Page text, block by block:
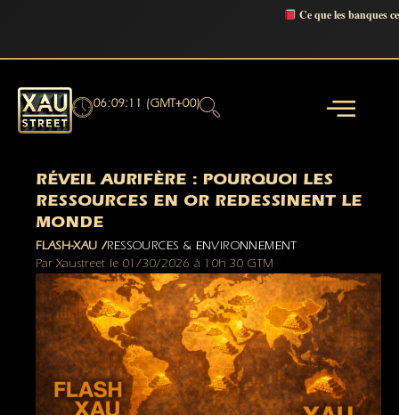
Ce que les banques
06:09:12 (GMT+00)
RÉVEIL AURIFÈRE : POURQUOI LES
RESSOURCES EN OR REDESSINENT LE
MONDE
FLASH-XAU /RESSOURCES & ENVIRONNEMENT
Par Xaustreet le 01/30/2026 à 10h 30 GTM